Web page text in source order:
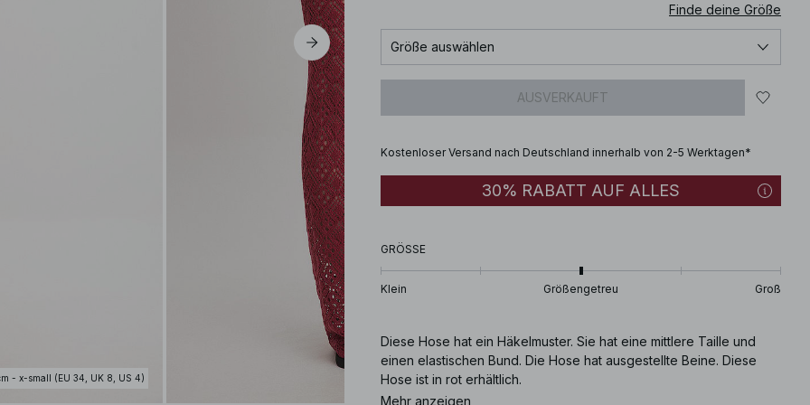
- x-small (EU 34, UK 8, US 4)
Finde deine Größe
Größe auswählen
AUSVERKAUFT
Kostenloser Versand nach Deutschland innerhalb von 2-5 Werktagen*
30% RABATT AUF ALLES
GRÖSSE
Klein Größengetreu Groß
Diese Hose hat ein Häkelmuster. Sie hat eine mittlere Taille und
einen elastischen Bund. Die Hose hat ausgestellte Beine. Diese
Hose ist in rot erhältlich.
Mehr anzeigen